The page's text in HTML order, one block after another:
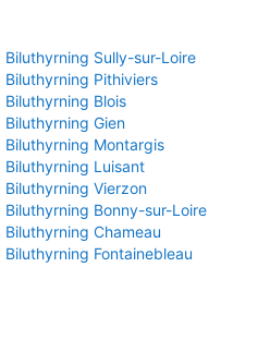
Biluthyrning Sully-sur-Loire
Biluthyrning Pithiviers
Biluthyrning Blois
Biluthyrning Gien
Biluthyrning Montargis
Biluthyrning Luisant
Biluthyrning Vierzon
Biluthyrning Bonny-sur-Loire
Biluthyrning Chameau
Biluthyrning Fontainebleau